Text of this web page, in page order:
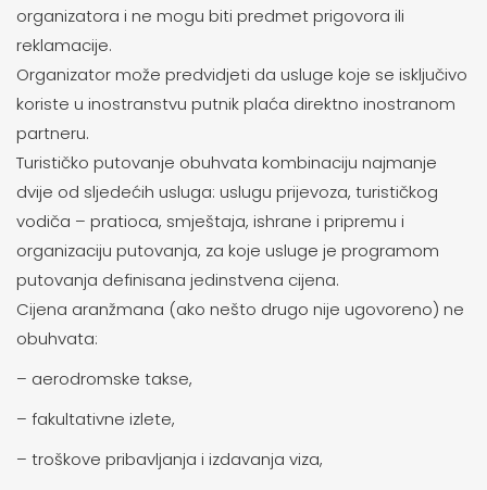
organizatora i ne mogu biti predmet prigovora ili
reklamacije.
Organizator može predvidjeti da usluge koje se isključivo
koriste u inostranstvu putnik plaća direktno inostranom
partneru.
Turističko putovanje obuhvata kombinaciju najmanje
dvije od sljedećih usluga: uslugu prijevoza, turističkog
vodiča – pratioca, smještaja, ishrane i pripremu i
organizaciju putovanja, za koje usluge je programom
putovanja definisana jedinstvena cijena.
Cijena aranžmana (ako nešto drugo nije ugovoreno) ne
obuhvata:
– aerodromske takse,
– fakultativne izlete,
– troškove pribavljanja i izdavanja viza,